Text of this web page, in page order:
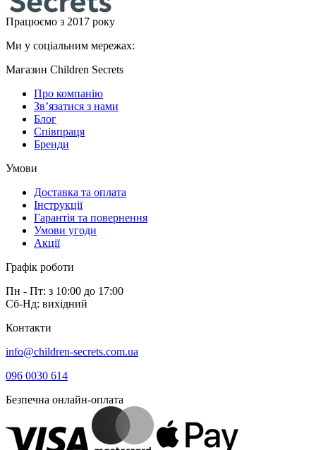
Працюємо з 2017 року
Ми у соціальним мережах:
Магазин Children Secrets
Про компанію
Зв’язатися з нами
Блог
Співпраця
Бренди
Умови
Доставка та оплата
Інструкції
Гарантія та повернення
Умови угоди
Акції
Графік роботи
Пн - Пт: з 10:00 до 17:00
Сб-Нд: вихідний
Контакти
info@children-secrets.com.ua
096 0030 614
Безпечна онлайн-оплата